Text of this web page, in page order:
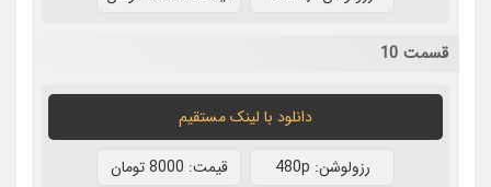
قسمت 10
دانلود با لينک مستقيم
رزولوشن: 480p قيمت: 8000 تومان